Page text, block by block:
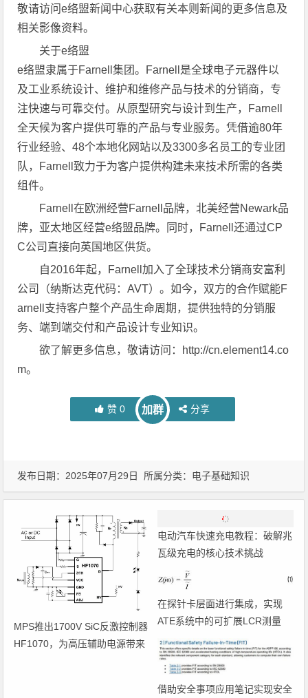
敬请访问e络盟新闻中心获取有关本则新闻的更多信息及
相关影像资料。
关于e络盟
e络盟隶属于Farnell集团。Farnell是全球电子元器件以
及工业系统设计、维护和维修产品与技术的分销商，专
注快速与可靠交付。从原型研究与设计到生产，Farnell
全天候为客户提供可靠的产品与专业服务。凭借逾80年
行业经验、48个本地化网站以及3300多名员工的专业团
队，Farnell致力于为客户提供构建未来技术所需的各类
组件。
Farnell在欧洲经营Farnell品牌，北美经营Newark品
牌，亚太地区经营e络盟品牌。同时，Farnell还通过CP
C公司直接向英国地区供货。
自2016年起，Farnell加入了全球技术分销商安富利
公司（纳斯达克代码：AVT）。如今，双方的合作赋能F
arnell支持客户整个产品生命周期，提供独特的分销服
务、端到端交付和产品设计专业知识。
欲了解更多信息，敬请访问：http://cn.element14.co
m。
赞 0 加群 分享
发布日期：2025年07月29日 所属分类： 电子基础知识
MPS推出1700V SiC反激控制器
HF1070，为高压辅助电源带来
电动汽车快速充电教程：破解兆
瓦级充电的核心技术挑战
在探针卡层面进行集成，实现
ATE系统中的可扩展LCR测量
借助安全事项应用笔记实现安全